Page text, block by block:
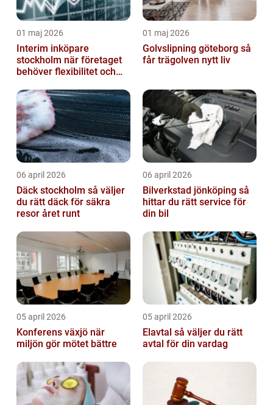
01 maj 2026
Interim inköpare
stockholm när företaget
behöver flexibilitet och
01 maj 2026
Golvslipning göteborg så
får trägolven nytt liv
06 april 2026
Däck stockholm så väljer
du rätt däck för säkra
resor året runt
06 april 2026
Bilverkstad jönköping så
hittar du rätt service för
din bil
05 april 2026
Konferens växjö när
miljön gör mötet bättre
05 april 2026
Elavtal så väljer du rätt
avtal för din vardag